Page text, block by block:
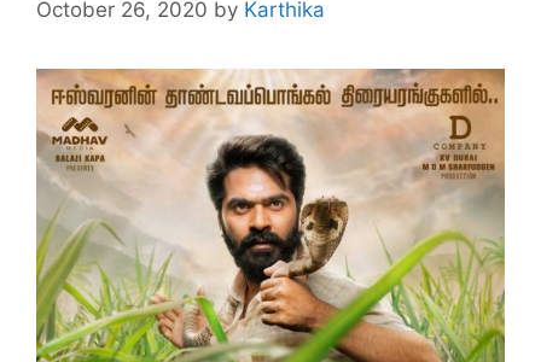
October 26, 2020 by Karthika